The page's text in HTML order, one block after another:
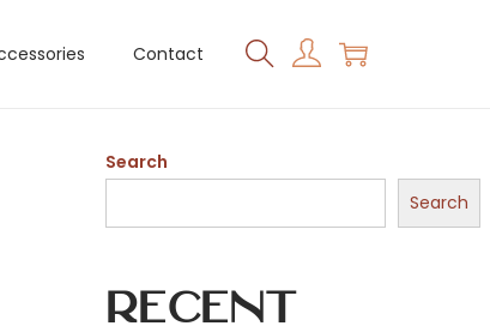
Contact
Search
Search
Recent